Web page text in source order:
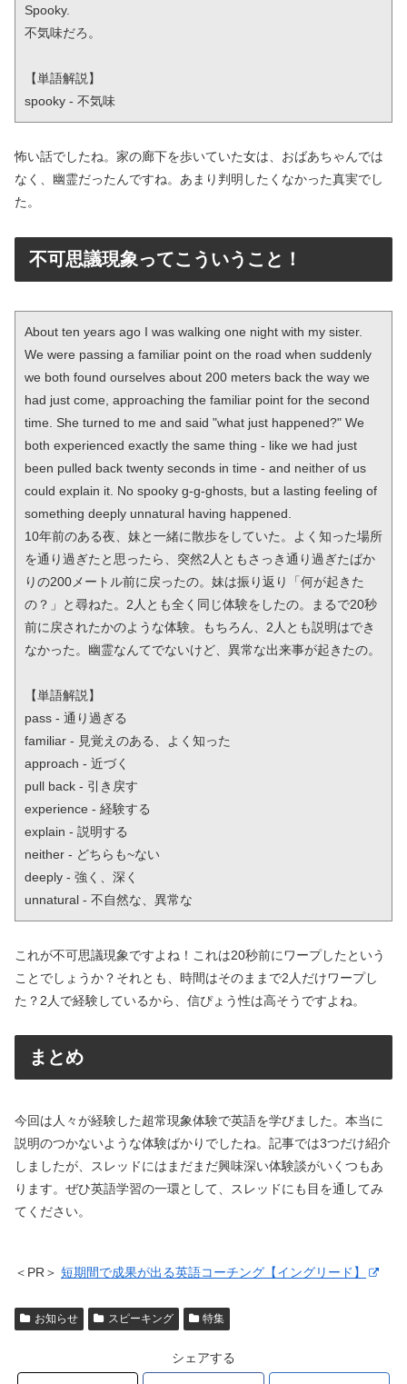
Spooky.
不気味だろ。
【単語解説】
spooky - 不気味
怖い話でしたね。家の廊下を歩いていた女は、おばあちゃんでは
なく、幽霊だったんですね。あまり判明したくなかった真実でし
た。
不可思議現象ってこういうこと！
About ten years ago I was walking one night with my sister.
We were passing a familiar point on the road when suddenly
we both found ourselves about 200 meters back the way we
had just come, approaching the familiar point for the second
time. She turned to me and said "what just happened?" We
both experienced exactly the same thing - like we had just
been pulled back twenty seconds in time - and neither of us
could explain it. No spooky g-g-ghosts, but a lasting feeling of
something deeply unnatural having happened.
10年前のある夜、妹と一緒に散歩をしていた。よく知った場所
を通り過ぎたと思ったら、突然2人ともさっき通り過ぎたばか
りの200メートル前に戻ったの。妹は振り返り「何が起きた
の？」と尋ねた。2人とも全く同じ体験をしたの。まるで20秒
前に戻されたかのような体験。もちろん、2人とも説明はでき
なかった。幽霊なんてでないけど、異常な出来事が起きたの。
【単語解説】
pass - 通り過ぎる
familiar - 見覚えのある、よく知った
approach - 近づく
pull back - 引き戻す
experience - 経験する
explain - 説明する
neither - どちらも~ない
deeply - 強く、深く
unnatural - 不自然な、異常な
これが不可思議現象ですよね！これは20秒前にワープしたという
ことでしょうか？それとも、時間はそのままで2人だけワープし
た？2人で経験しているから、信ぴょう性は高そうですよね。
まとめ
今回は人々が経験した超常現象体験で英語を学びました。本当に
説明のつかないような体験ばかりでしたね。記事では3つだけ紹介
しましたが、スレッドにはまだまだ興味深い体験談がいくつもあ
ります。ぜひ英語学習の一環として、スレッドにも目を通してみ
てください。
＜PR＞ 短期間で成果が出る英語コーチング【イングリード】
お知らせ スピーキング 特集
シェアする